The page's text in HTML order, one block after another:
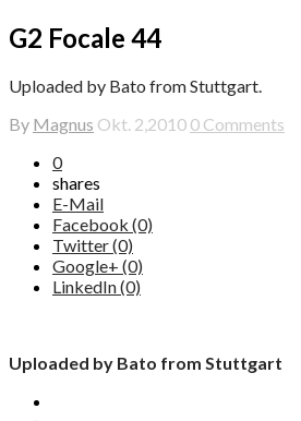
G2 Focale 44
Uploaded by Bato from Stuttgart.
By Magnus Okt. 2,2010 0 Comments
0
shares
E-Mail
Facebook (0)
Twitter (0)
Google+ (0)
LinkedIn (0)
Uploaded by Bato from Stuttgart